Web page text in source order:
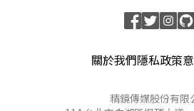
關於我們隱私政策
精鏡傳媒股份有限